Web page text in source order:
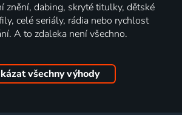
znění, dabing, skryté titulky, dětské
celé seriály, rádia nebo rychlost
A to zdaleka není všechno.
všechny výhody